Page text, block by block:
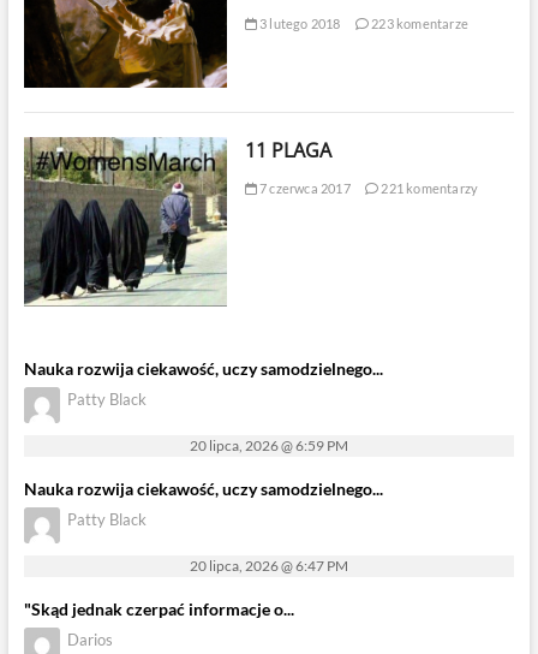
3 lutego 2018 223 komentarze
11 PLAGA
7 czerwca 2017 221 komentarzy
Nauka rozwija ciekawość, uczy samodzielnego...
Patty Black
20 lipca, 2026 @ 6:59 PM
Nauka rozwija ciekawość, uczy samodzielnego...
Patty Black
20 lipca, 2026 @ 6:47 PM
"Skąd jednak czerpać informacje o...
Darios